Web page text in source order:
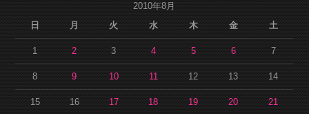
2010年8月
日
月 火 水 木 金 土
1 2 3 4 5 6 7
8 9 10 11 12 13 14
15 16 17 18 19 20 21